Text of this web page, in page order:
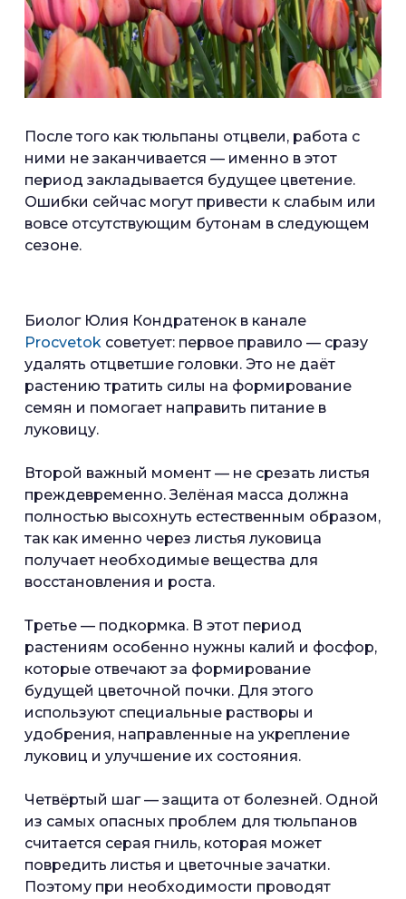
После того как тюльпаны отцвели, работа с
ними не заканчивается — именно в этот
период закладывается будущее цветение.
Ошибки сейчас могут привести к слабым или
вовсе отсутствующим бутонам в следующем
сезоне.
Биолог Юлия Кондратенок в канале
Procvetok советует: первое правило — сразу
удалять отцветшие головки. Это не даёт
растению тратить силы на формирование
семян и помогает направить питание в
луковицу.
Второй важный момент — не срезать листья
преждевременно. Зелёная масса должна
полностью высохнуть естественным образом,
так как именно через листья луковица
получает необходимые вещества для
восстановления и роста.
Третье — подкормка. В этот период
растениям особенно нужны калий и фосфор,
которые отвечают за формирование
будущей цветочной почки. Для этого
используют специальные растворы и
удобрения, направленные на укрепление
луковиц и улучшение их состояния.
Четвёртый шаг — защита от болезней. Одной
из самых опасных проблем для тюльпанов
считается серая гниль, которая может
повредить листья и цветочные зачатки.
Поэтому при необходимости проводят